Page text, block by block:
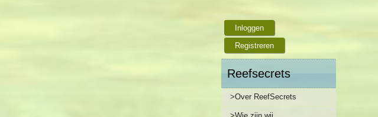
Inloggen
Registreren
Reefsecrets
>Over ReefSecrets